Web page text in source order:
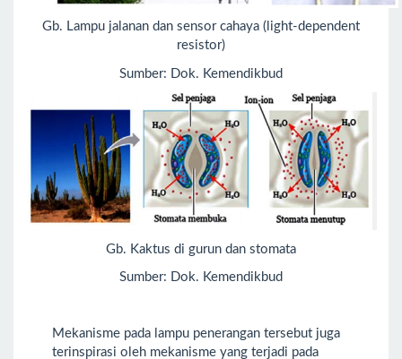
Gb. Lampu jalanan dan sensor cahaya (light-dependent
resistor)
Sumber: Dok. Kemendikbud
Gb. Kaktus di gurun dan stomata
Sumber: Dok. Kemendikbud
Mekanisme pada lampu penerangan tersebut juga
terinspirasi oleh mekanisme yang terjadi pada